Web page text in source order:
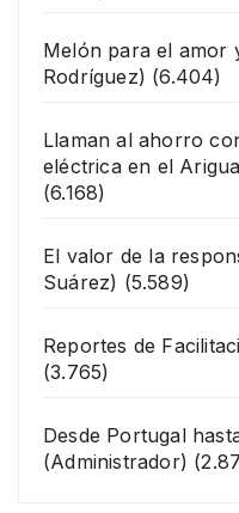
Melón para el amor
Rodríguez) (6.404)
Llaman al ahorro
eléctrica en el
(6.168)
El valor de la
Suárez) (5.589)
Reportes de
(3.765)
Desde Portugal
(Administrador)